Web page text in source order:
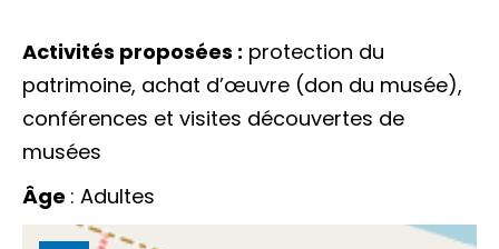
Activités proposées : protection du
patrimoine, achat d’œuvre (don du musée),
conférences et visites découvertes de
musées
Âge : Adultes